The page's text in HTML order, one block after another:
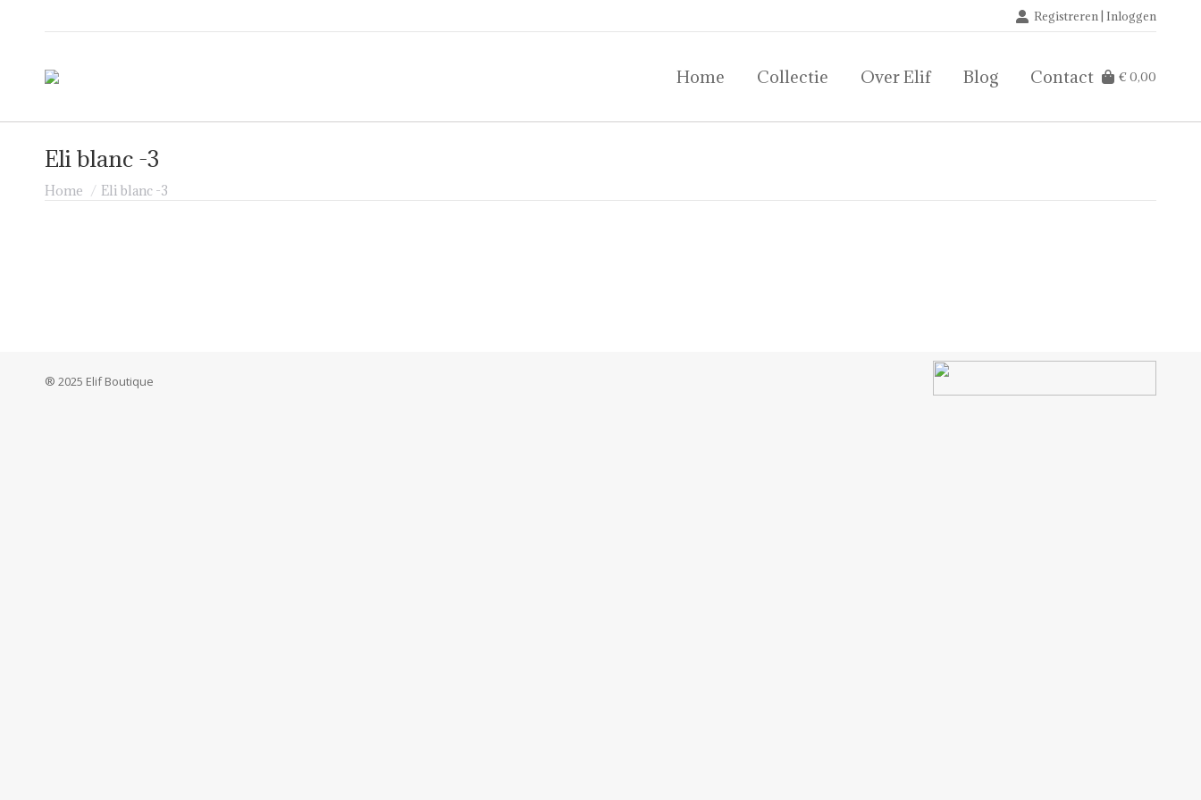
Registreren | Inloggen
Home Collectie Over Elif Blog Contact €0,00
Eli blanc -3
Je bent hier:
Home Eli blanc -3
® 2025 Elif Boutique
Home Collectie Over Elif Blog Contact €0,00